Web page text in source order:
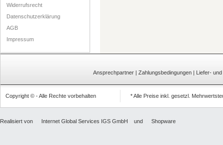
Widerrufsrecht
Datenschutzerklärung
AGB
Impressum
Ansprechpartner | Zahlungsbedingungen | Liefer-
Copyright © - Alle Rechte vorbehalten * Alle Preise inkl. gesetzl.
Realisiert von Internet Global Services IGS GmbH und Shopware